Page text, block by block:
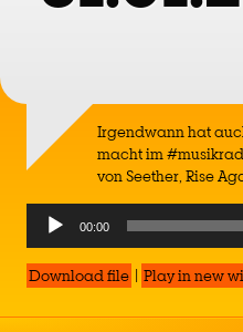
Irgendwann hat
macht im
von Seether, Rise
Audio
Player
00:00
Download file | Play in new